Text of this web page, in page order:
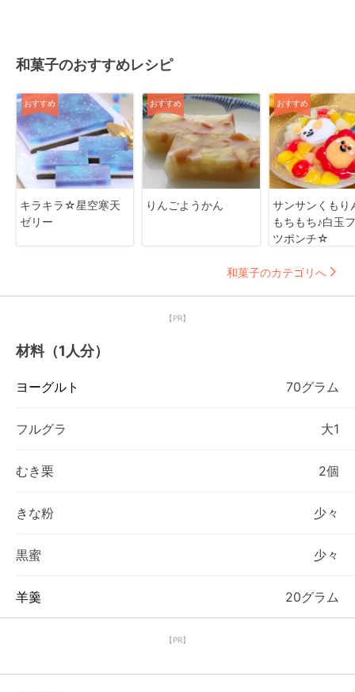
和菓子のおすすめレシピ
おすすめ
キラキラ☆星空寒天
ゼリー
おすすめ
りんごようかん
おすすめ
サンサンくもり
もちもち♪白玉
ツポンチ☆
和菓子のカテゴリへ
【PR】
材料（1人分）
ヨーグルト 70グラム
フルグラ 大1
むき栗 2個
きな粉 少々
黒蜜 少々
羊羹 20グラム
【PR】